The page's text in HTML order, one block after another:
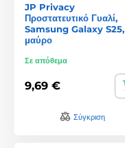
JP Privacy
Προστατευτικό Γυαλί,
Samsung Galaxy S25,
μαύρο
Σε απόθεμα
9,69 €
Σύγκριση